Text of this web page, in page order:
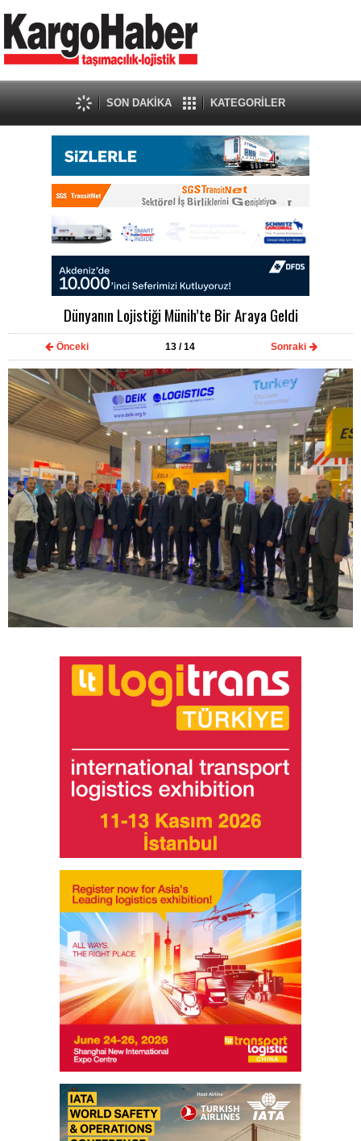
SON DAKİKA KATEGORİLER
Dünyanın Lojistiği Münih’te Bir Araya Geldi
Önceki 13 / 14 Sonraki